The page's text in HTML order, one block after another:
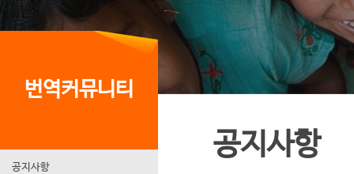
번역커뮤니티
공지사항
공지사항